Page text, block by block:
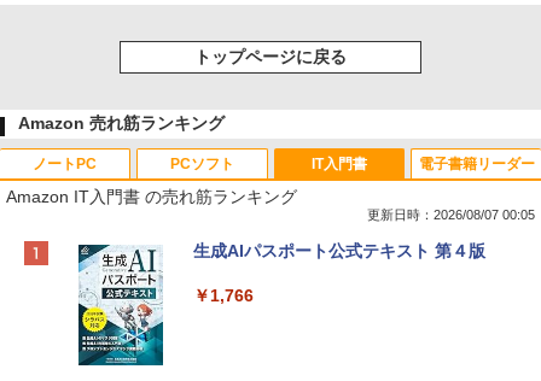
トップページに戻る
Amazon 売れ筋ランキング
ノートPC
Apple 2026 MacBook Neo A18 Proチッ
e Intelligence、Liquid Retinaディスプ
PCソフト
Robloxギフトカード - 800 Robux 【限
インゲームコード】 ロブロックス | オン
IT入門書
Amazon IT入門書 の売れ筋ランキング
更新日時：2026/08/07 00:05
生成AIパスポート公式テキスト 第４版
￥1,766
電子書籍リーダー